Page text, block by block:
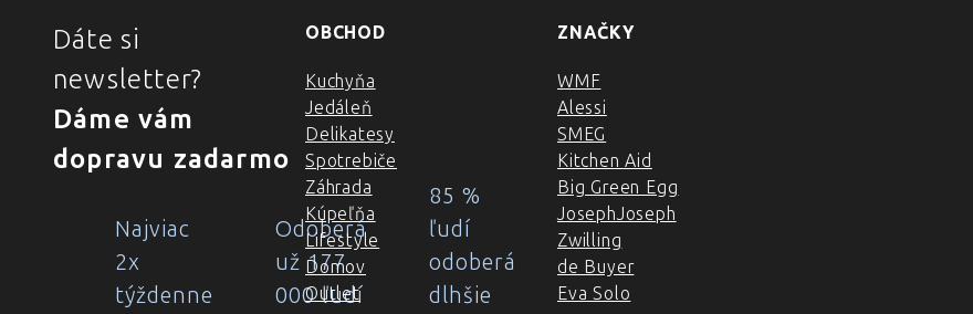
Dáte si
newsletter?
Dáme vám
dopravu zadarmo
Najviac
2x
týždenne
Odoberá
už 177
000 ľudí
85 %
ľudí
odoberá
dlhšie
OBCHOD
Kuchyňa
Jedáleň
Delikatesy
Spotrebiče
Záhrada
Kúpeľňa
Lifestyle
Domov
Outlet
ZNAČKY
WMF
Alessi
SMEG
Kitchen Aid
Big Green Egg
JosephJoseph
Zwilling
de Buyer
Eva Solo